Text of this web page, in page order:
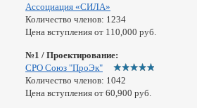
Ассоциация «СИЛА»
Количество членов: 1234
Цена вступления от 110,000 руб.
№1 / Проектирование:
СРО Союз "ПроЭк"
Количество членов: 1042
Цена вступления от 60,900 руб.